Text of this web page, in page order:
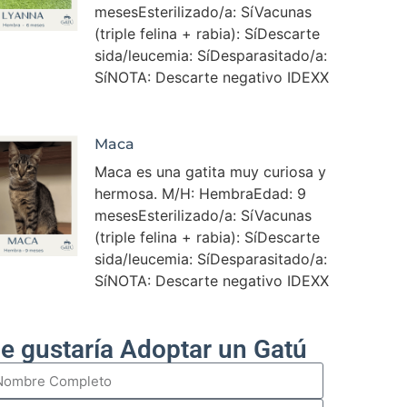
mesesEsterilizado/a: SíVacunas
(triple felina + rabia): SíDescarte
sida/leucemia: SíDesparasitado/a:
SíNOTA: Descarte negativo IDEXX
Maca
Maca es una gatita muy curiosa y
hermosa. M/H: HembraEdad: 9
mesesEsterilizado/a: SíVacunas
(triple felina + rabia): SíDescarte
sida/leucemia: SíDesparasitado/a:
SíNOTA: Descarte negativo IDEXX
gustaría Adoptar un Gatú